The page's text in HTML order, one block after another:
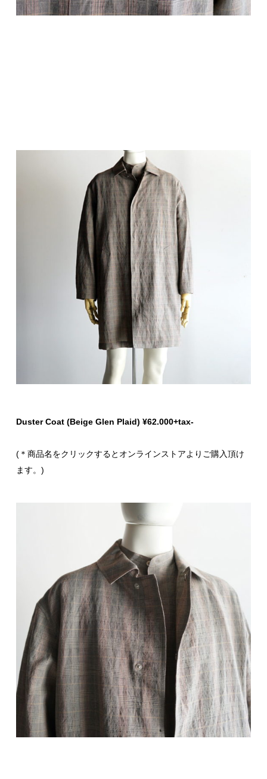
Duster Coat (Beige Glen Plaid) ¥62.000+tax-
(＊商品名をクリックするとオンラインストアよりご購入頂け
ます。)